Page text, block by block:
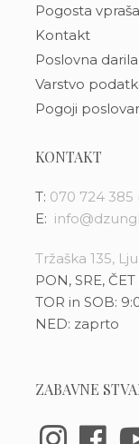
Pogosta
Kontakt
Poslovna darila
Varstvo
Pogoji
KONTAKT
T: 070 724 385
E:
Tržaška 135,
PON, SRE,
TOR in SOB:
NED: zaprto
ZABAVNE